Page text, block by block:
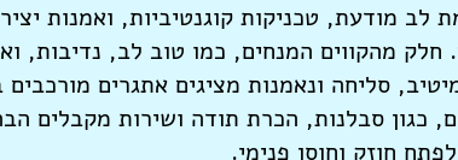
לב מודעת, טכניקות קוגנטיביות, ואמנות
מהקווים המנחים, כמו טוב לב, נדיבות,
סליחה ונאמנות מציגים אתגרים
כגון סבלנות, הכרת תודה ושירות מקבלים
חוזק וחוסן פנימי.